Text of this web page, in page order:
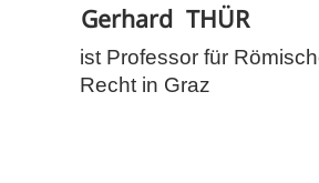
Gerhard THÜR
ist Professor für
Recht in Graz